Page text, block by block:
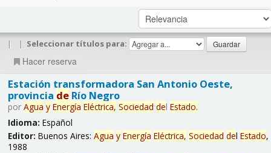
| | Seleccionar títulos para:
Hacer reserva
Estación transformadora San Antonio Oeste,
provincia deRío Negro
por Agua y Energía Eléctrica, Sociedad del Estado.
Idioma: Español
Editor: Buenos Aires: Agua y Energía Eléctrica, Sociedad del Estado,
1988